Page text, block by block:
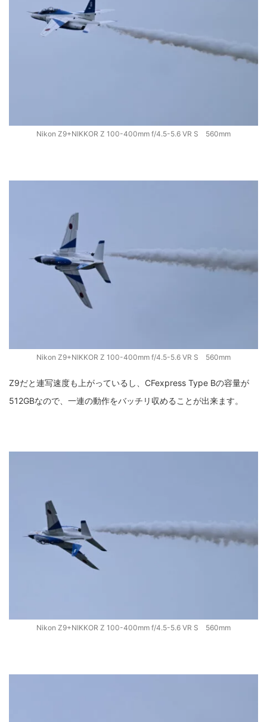
Nikon Z9+NIKKOR Z 100-400mm f/4.5-5.6 VR S 560mm
Nikon Z9+NIKKOR Z 100-400mm f/4.5-5.6 VR S 560mm
Z9だと連写速度も上がっているし、CFexpress Type Bの容量が
512GBなので、一連の動作をバッチリ収めることが出来ます。
Nikon Z9+NIKKOR Z 100-400mm f/4.5-5.6 VR S 560mm